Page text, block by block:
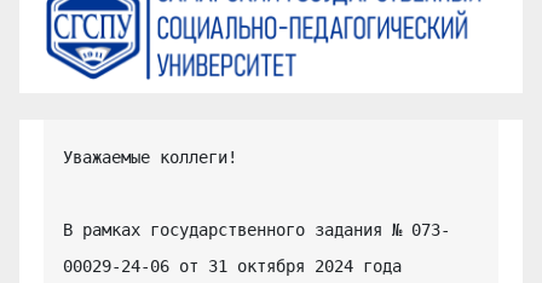
Уважаемые коллеги!
В рамках государственного задания № 073-
00029-24-06 от 31 октября 2024 года